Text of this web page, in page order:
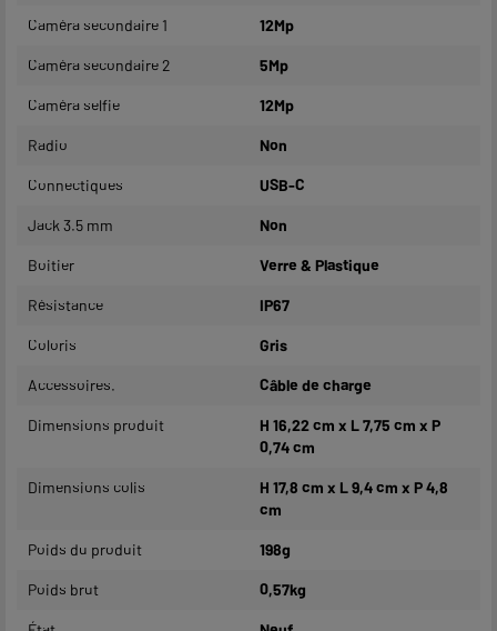
Caméra secondaire 1 12Mp
Caméra secondaire 2 5Mp
Caméra selfie 12Mp
Radio Non
Connectiques USB-C
Jack 3.5 mm Non
Boitier Verre & Plastique
Résistance IP67
Coloris Gris
Accessoires. Câble de charge
Dimensions produit
H 16,22 cm x L 7,75 cm x P
0,74 cm
Dimensions colis
H 17,8 cm x L 9,4 cm x P 4,8
cm
Poids du produit 198g
Poids brut 0,57kg